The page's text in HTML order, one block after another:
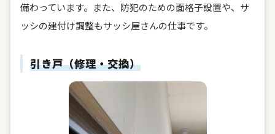
備わっています。また、防犯のための面格子設置や、サ
ッシの建付け調整もサッシ屋さんの仕事です。
引き戸（修理・交換）